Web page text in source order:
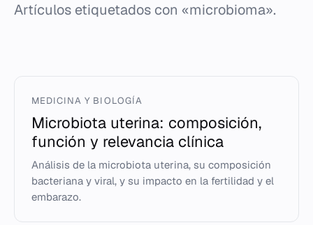
Artículos etiquetados con «microbioma».
MEDICINA Y BIOLOGÍA
Microbiota uterina: composición,
función y relevancia clínica
Análisis de la microbiota uterina, su composición
bacteriana y viral, y su impacto en la fertilidad y el
embarazo.